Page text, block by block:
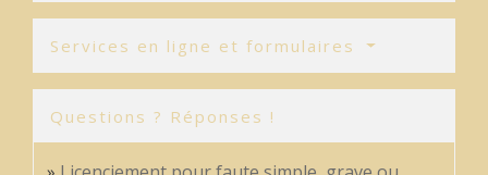
Services en ligne et formulaires
Questions ? Réponses !